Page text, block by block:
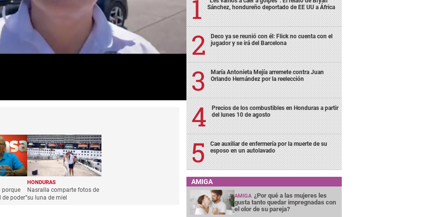
porque
poder”
HONDURAS
Nasralla comparte fotos de
su luna de miel
Sánchez, hondureño deportado de EE UU a África
Deco ya se reunió con él: Flick no cuenta con el
jugador y se irá del Barcelona
María Antonieta Mejía arremete contra Juan
Orlando Hernández por la reelección
Precios de los combustibles en Honduras a partir
del lunes 10 de agosto
Cae auxiliar de enfermería por la muerte de su
esposo en un autolavado
AMIGA
AMIGA ¿Por qué a las mujeres les
gusta tanto quedar impregnadas con
el olor de su pareja?